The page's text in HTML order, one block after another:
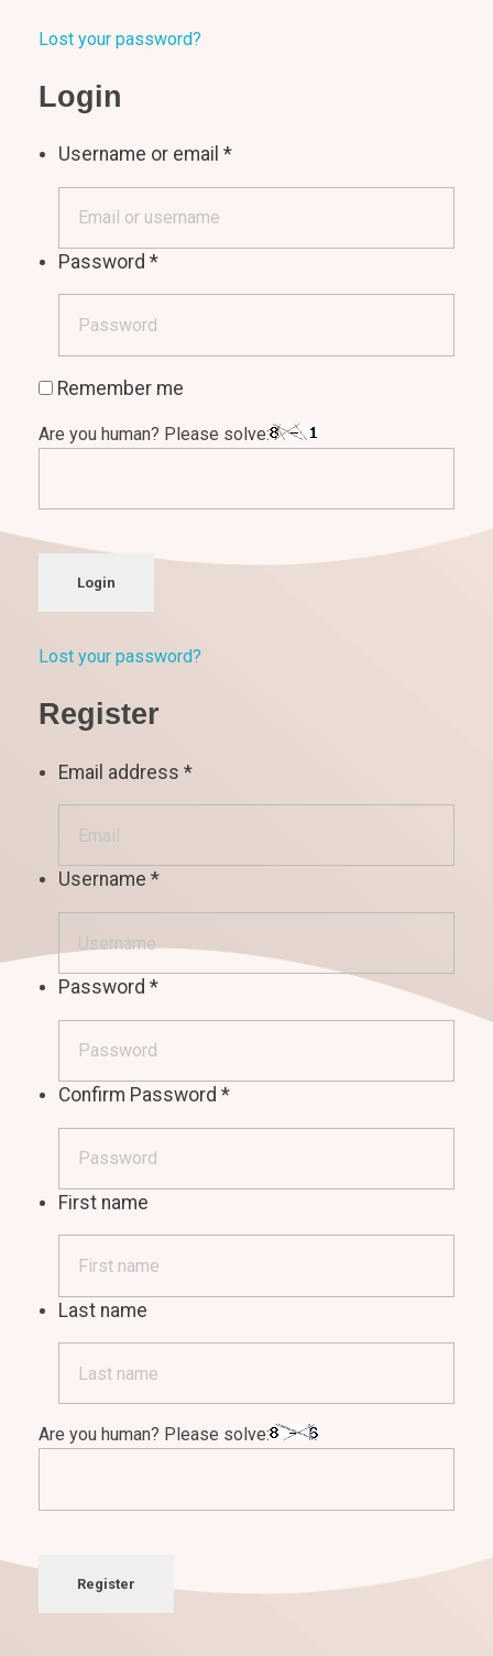
Lost your password?
Login
Username or email *
Password *
Remember me
Are you human? Please solve:
Login
Lost your password?
Register
Email address *
Username *
Password *
Confirm Password *
First name
Last name
Are you human? Please solve:
Register